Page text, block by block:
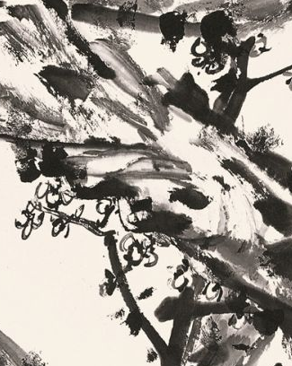
总台企业白名单